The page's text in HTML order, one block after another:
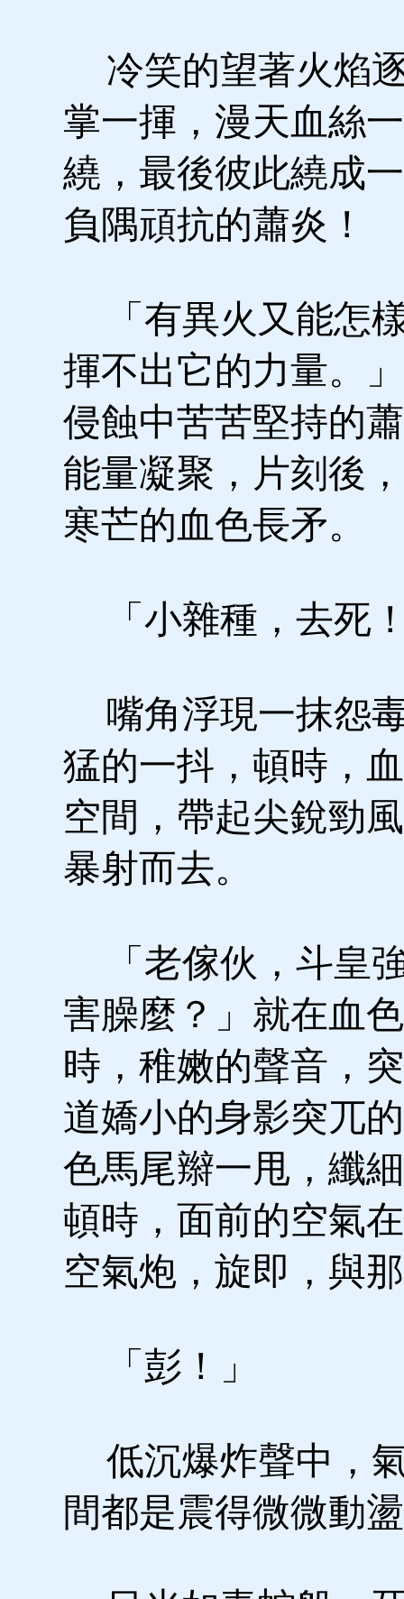
冷笑的望著火焰
掌一揮，漫天血絲
繞，最後彼此繞成
負隅頑抗的蕭炎！
「有異火又能怎
揮不出它的力量。
侵蝕中苦苦堅持的
能量凝聚，片刻後
寒芒的血色長矛。
「小雜種，去死
嘴角浮現一抹怨
猛的一抖，頓時，
空間，帶起尖銳勁
暴射而去。
「老傢伙，斗皇
害臊麼？」就在血
時，稚嫩的聲音，
道嬌小的身影突兀
色馬尾辮一甩，纖
頓時，面前的空氣
空氣炮，旋即，與
「彭！」
低沉爆炸聲中，
間都是震得微微動